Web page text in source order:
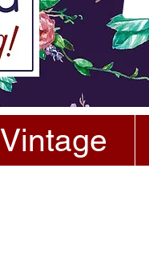
Vintage